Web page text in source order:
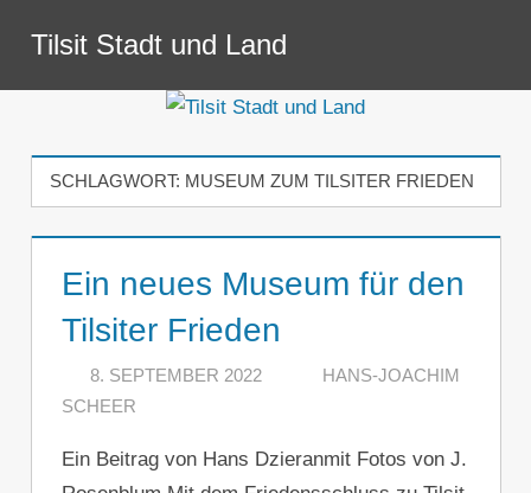
Inhalt
springen
Tilsit Stadt und Land
SCHLAGWORT: MUSEUM ZUM TILSITER FRIEDEN
Ein neues Museum für den
Tilsiter Frieden
8. SEPTEMBER 2022
HANS-JOACHIM
SCHEER
Ein Beitrag von Hans Dzieranmit Fotos von J.